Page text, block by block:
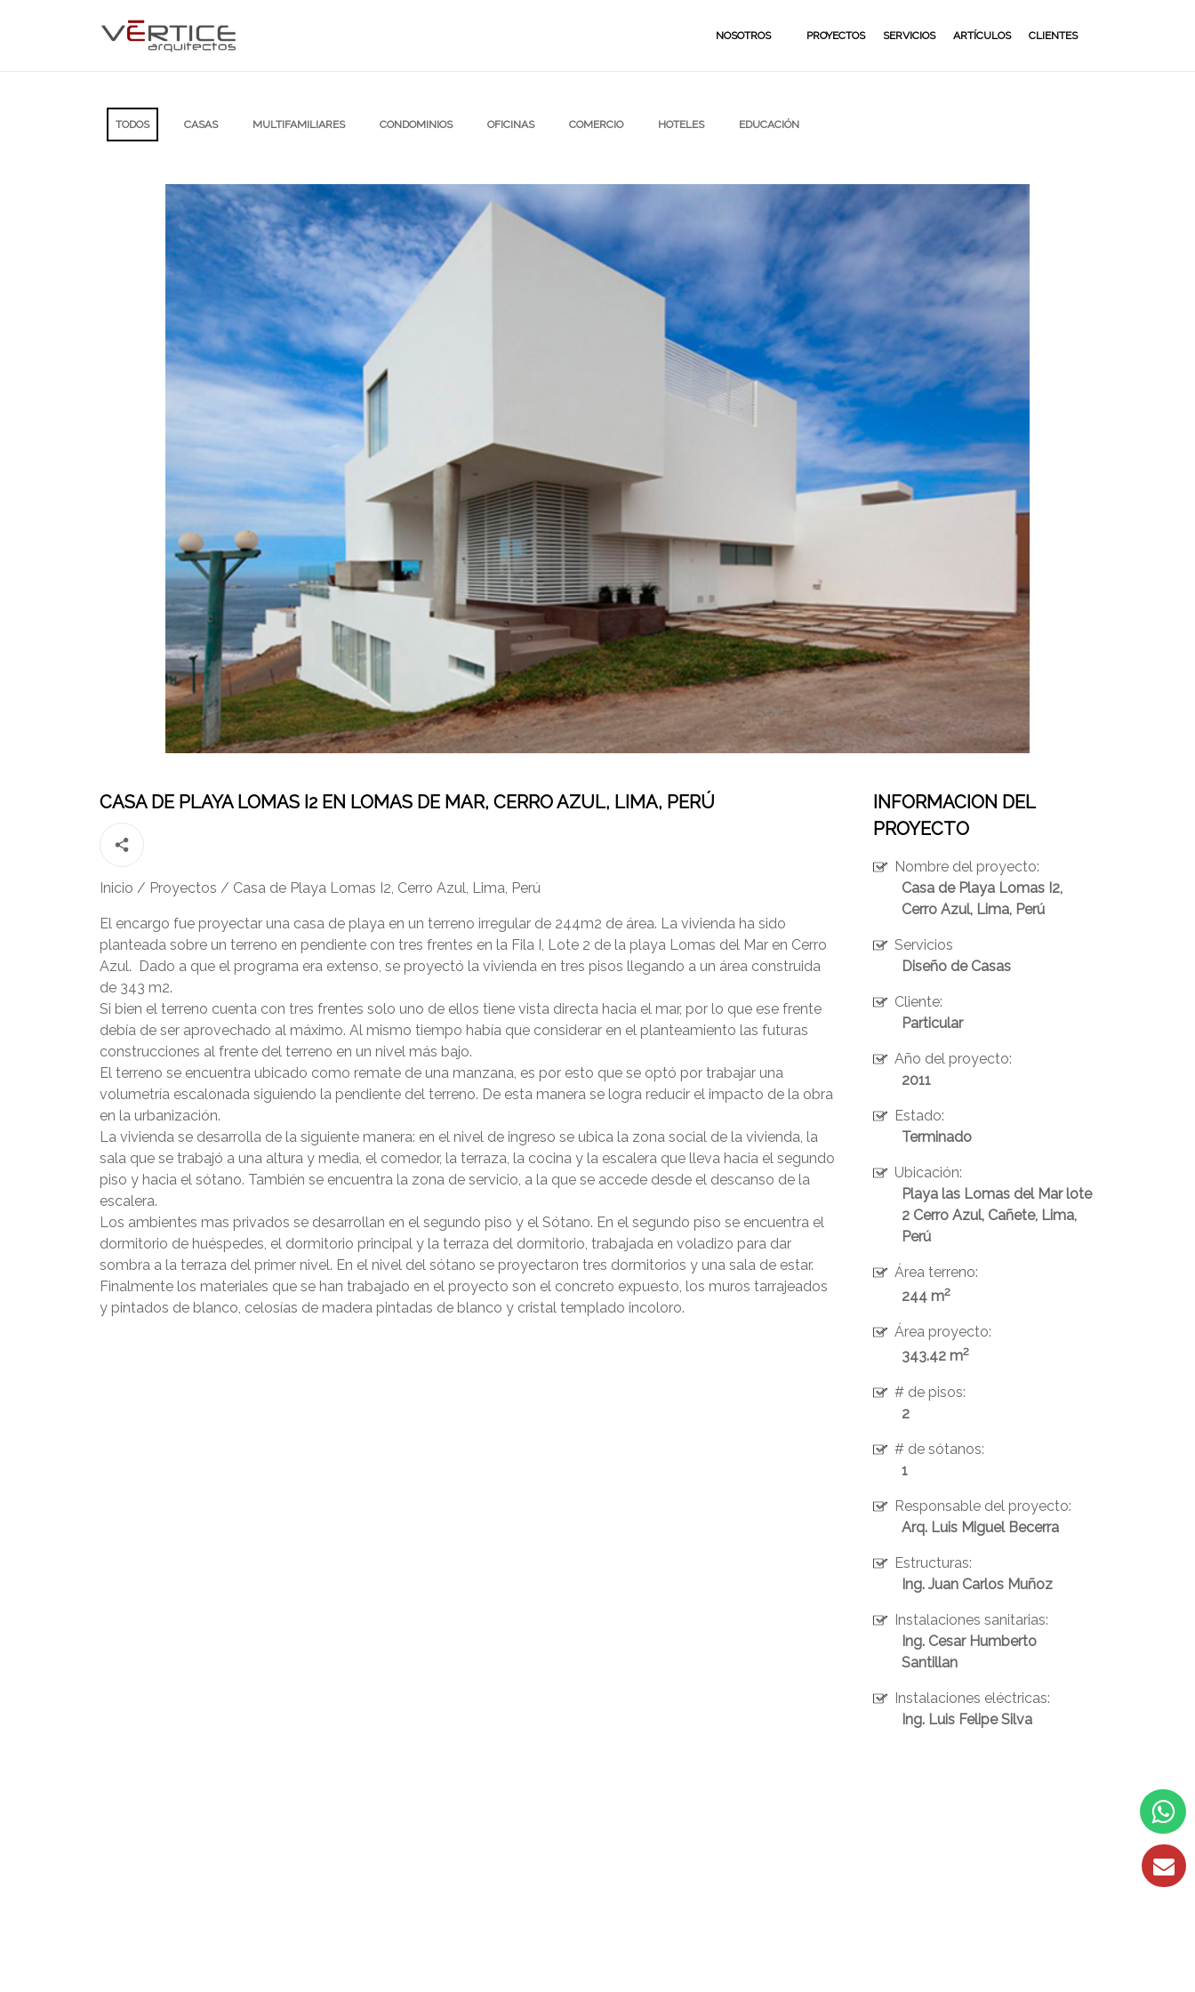
NOSOTROS PROYECTOS SERVICIOS ARTÍCULOS CLIENTES
TODOS CASAS MULTIFAMILIARES CONDOMINIOS OFICINAS COMERCIO HOTELES EDUCACIÓN
CASA DE PLAYA LOMAS I2 EN LOMAS DE MAR, CERRO AZUL, LIMA, PERÚ
Inicio / Proyectos / Casa de Playa Lomas I2, Cerro Azul, Lima, Perú
El encargo fue proyectar una casa de playa en un terreno irregular de 244m2 de área. La vivienda ha sido
planteada sobre un terreno en pendiente con tres frentes en la Fila I, Lote 2 de la playa Lomas del Mar en Cerro
Azul. Dado a que el programa era extenso, se proyectó la vivienda en tres pisos llegando a un área construida
de 343 m2.
Si bien el terreno cuenta con tres frentes solo uno de ellos tiene vista directa hacia el mar, por lo que ese frente
debía de ser aprovechado al máximo. Al mismo tiempo había que considerar en el planteamiento las futuras
construcciones al frente del terreno en un nivel más bajo.
El terreno se encuentra ubicado como remate de una manzana, es por esto que se optó por trabajar una
volumetría escalonada siguiendo la pendiente del terreno. De esta manera se logra reducir el impacto de la obra
en la urbanización.
La vivienda se desarrolla de la siguiente manera: en el nivel de ingreso se ubica la zona social de la vivienda, la
sala que se trabajó a una altura y media, el comedor, la terraza, la cocina y la escalera que lleva hacia el segundo
piso y hacia el sótano. También se encuentra la zona de servicio, a la que se accede desde el descanso de la
escalera.
Los ambientes mas privados se desarrollan en el segundo piso y el Sótano. En el segundo piso se encuentra el
dormitorio de huéspedes, el dormitorio principal y la terraza del dormitorio, trabajada en voladizo para dar
sombra a la terraza del primer nivel. En el nivel del sótano se proyectaron tres dormitorios y una sala de estar.
Finalmente los materiales que se han trabajado en el proyecto son el concreto expuesto, los muros tarrajeados
y pintados de blanco, celosías de madera pintadas de blanco y cristal templado incoloro.
INFORMACION DEL
PROYECTO
Nombre del proyecto:
Casa de Playa Lomas I2,
Cerro Azul, Lima, Perú
Servicios
Diseño de Casas
Cliente:
Particular
Año del proyecto:
2011
Estado:
Terminado
Ubicación:
Playa las Lomas del Mar lote
2 Cerro Azul, Cañete, Lima,
Perú
Área terreno:
244 m2
Área proyecto:
343.42 m2
# de pisos:
2
# de sótanos:
1
Responsable del proyecto:
Arq. Luis Miguel Becerra
Estructuras:
Ing. Juan Carlos Muñoz
Instalaciones sanitarias:
Ing. Cesar Humberto
Santillan
Instalaciones eléctricas:
Ing. Luis Felipe Silva
CONTÁCTANOS
ENVIAR